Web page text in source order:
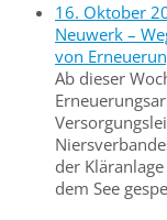
16. Oktober
Neuwerk –
von
Ab dieser
der
dem See